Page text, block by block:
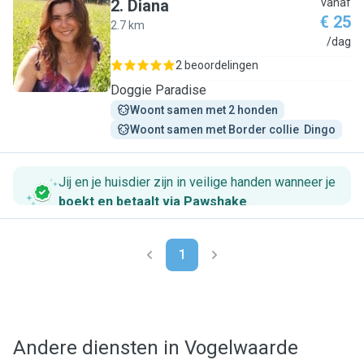
D
2. Diana
2.7 km € 25
/dag
2 beoordelingen
Doggie Paradise
Woont samen met 2 honden
Woont samen met Border collie  Dingo
Jij en je huisdier zijn in veilige handen wanneer je
boekt en betaalt via Pawshake.
1
Andere diensten in Vogelwaarde